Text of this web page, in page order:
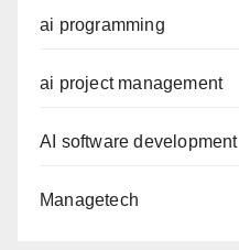
ai programming
ai project management
AI software development
Managetech